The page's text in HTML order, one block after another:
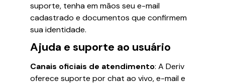
suporte, tenha em mãos seu e-mail
cadastrado e documentos que confirmem
sua identidade.
Ajuda e suporte ao usuário
Canais oficiais de atendimento: A Deriv
oferece suporte por chat ao vivo, e-mail e